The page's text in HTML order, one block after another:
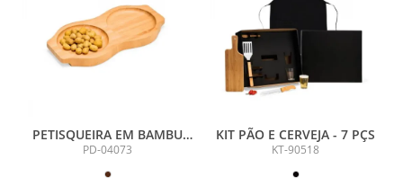
PETISQUEIRA EM BAMBU
COM 2 POSICOES
PD-04073
KIT PÃO E CERVEJA - 7 PÇS
KT-90518